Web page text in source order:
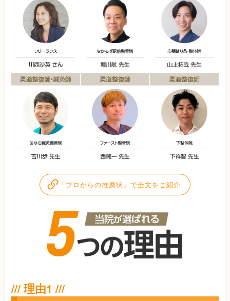
「プロからの推薦状」で全文をご紹介